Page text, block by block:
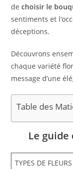
dechoisir le
sentiments et
déceptions.
Découvrons
chaque variété
message d’une
Table des
Le
TYPES DE FLEURS